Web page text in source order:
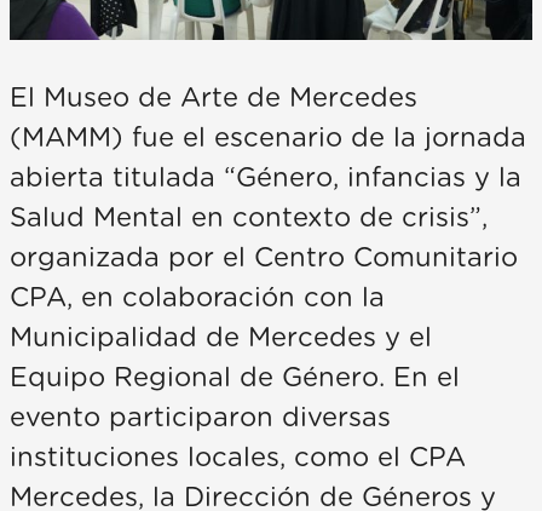
El Museo de Arte de Mercedes
(MAMM) fue el escenario de la jornada
abierta titulada “Género, infancias y la
Salud Mental en contexto de crisis”,
organizada por el Centro Comunitario
CPA, en colaboración con la
Municipalidad de Mercedes y el
Equipo Regional de Género. En el
evento participaron diversas
instituciones locales, como el CPA
Mercedes, la Dirección de Géneros y